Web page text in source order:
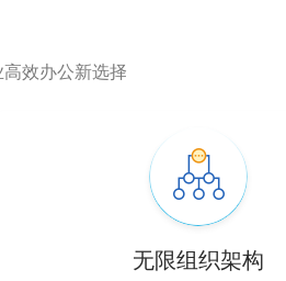
效办公新选择
无限组织架构